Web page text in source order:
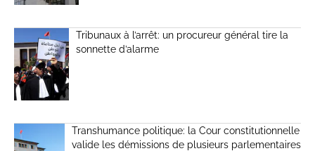
Tribunaux à l’arrêt: un procureur général tire la
sonnette d’alarme
Transhumance politique: la Cour constitutionnelle
valide les démissions de plusieurs parlementaires